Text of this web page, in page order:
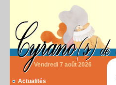
Vendredi 7 août 2026
Actualités